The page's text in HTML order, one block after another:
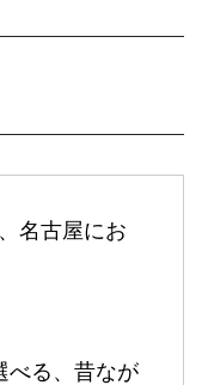
名古屋にお
べる、昔なが